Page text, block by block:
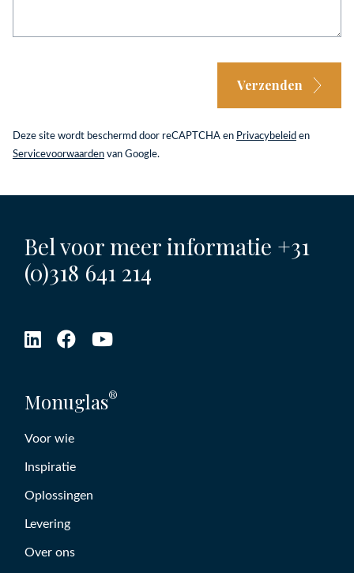
Verzenden
Deze site wordt beschermd door reCAPTCHA en Privacybeleid en
Servicevoorwaardenvan Google.
Bel voor meer informatie +31
(0)318 641 214
Monuglas®
Voor wie
Inspiratie
Oplossingen
Levering
Over ons